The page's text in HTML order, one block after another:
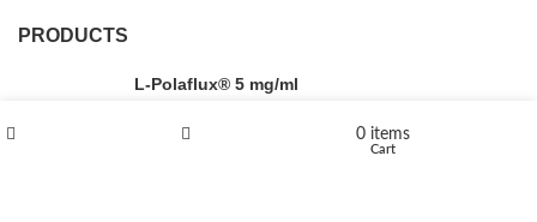
PRODUCTS
L-Polaflux® 5 mg/ml
0 items
Cart